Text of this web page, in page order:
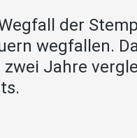
der
wegfallen.
Jahre